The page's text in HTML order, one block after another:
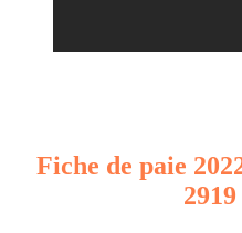
Fiche de paie